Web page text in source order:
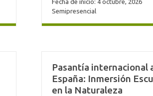
Fecha de inicio: 4 octubre, 2026
Semipresencial
Pasantía internacional
España: Inmersión
en la Naturaleza